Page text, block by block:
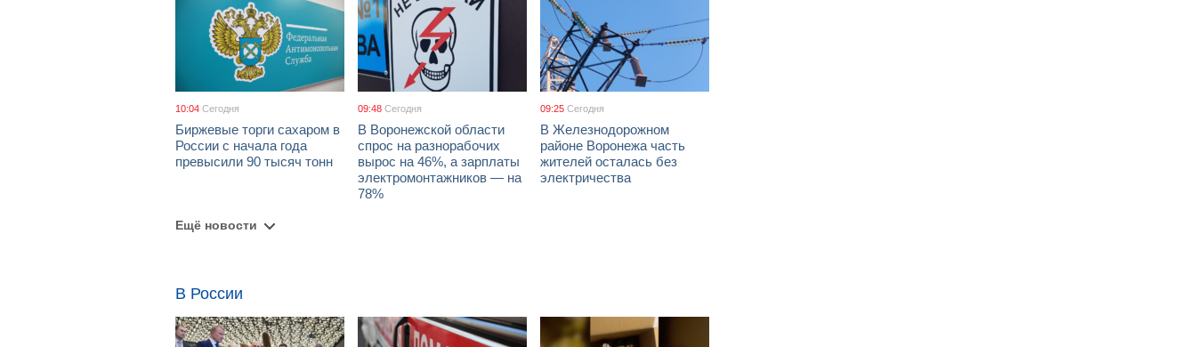
10:04 Сегодня
Биржевые торги сахаром в
России с начала года
превысили 90 тысяч тонн
09:48 Сегодня
В Воронежской области
спрос на разнорабочих
вырос на 46%, а зарплаты
электромонтажников — на
78%
09:25 Сегодня
В Железнодорожном
районе Воронежа часть
жителей осталась без
электричества
Ещё новости
В России